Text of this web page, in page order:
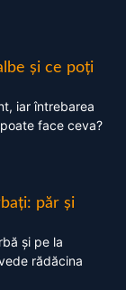
și ce poți
iar întrebarea
face ceva?
păr și
și pe la
rădăcina